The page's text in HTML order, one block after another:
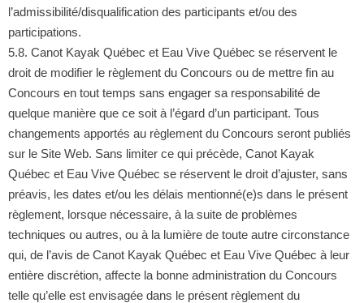
l’admissibilité/disqualification des participants et/ou des
participations.
5.8. Canot Kayak Québec et Eau Vive Québec se réservent le
droit de modifier le règlement du Concours ou de mettre fin au
Concours en tout temps sans engager sa responsabilité de
quelque manière que ce soit à l’égard d’un participant. Tous
changements apportés au règlement du Concours seront publiés
sur le Site Web. Sans limiter ce qui précède, Canot Kayak
Québec et Eau Vive Québec se réservent le droit d’ajuster, sans
préavis, les dates et/ou les délais mentionné(e)s dans le présent
règlement, lorsque nécessaire, à la suite de problèmes
techniques ou autres, ou à la lumière de toute autre circonstance
qui, de l’avis de Canot Kayak Québec et Eau Vive Québec à leur
entière discrétion, affecte la bonne administration du Concours
telle qu’elle est envisagée dans le présent règlement du